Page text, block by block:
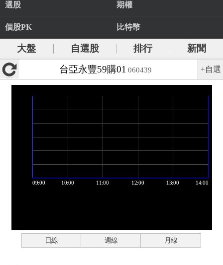
選股 期權
個股PK 比特幣
大盤 自選股 排行
新聞
台亞永豐59購01 060439 +自選
日線 週線 月線